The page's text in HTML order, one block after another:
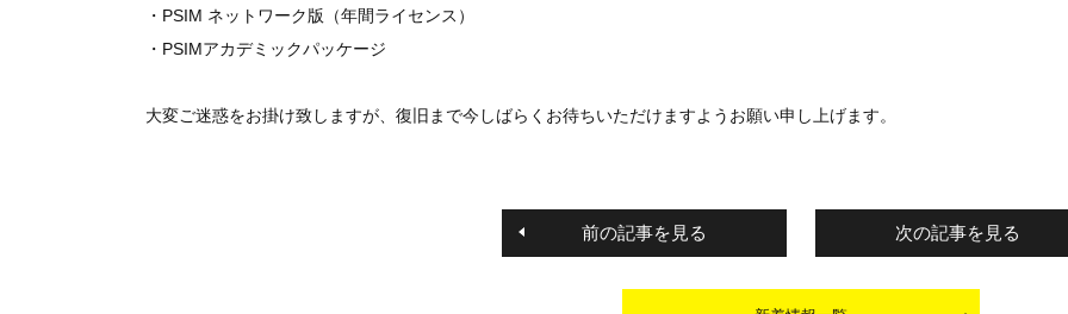
・PSIM ネットワーク版（年間ライセンス）
・PSIMアカデミックパッケージ
大変ご迷惑をお掛け致しますが、復旧まで今しばらくお待ちいただけますようお願い申し上げます。
前の記事を見る 次の記事を見る